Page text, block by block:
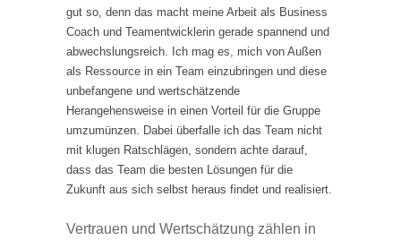
gut so, denn das macht meine Arbeit als Business
Coach und Teamentwicklerin gerade spannend und
abwechslungsreich. Ich mag es, mich von Außen
als Ressource in ein Team einzubringen und diese
unbefangene und wertschätzende
Herangehensweise in einen Vorteil für die Gruppe
umzumünzen. Dabei überfalle ich das Team nicht
mit klugen Ratschlägen, sondern achte darauf,
dass das Team die besten Lösungen für die
Zukunft aus sich selbst heraus findet und realisiert.
Vertrauen und Wertschätzung zählen in